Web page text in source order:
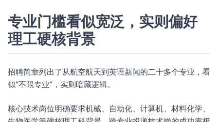
专业门槛看似宽泛，实则偏好
理工硬核背景
招聘简章列出了从航空航天到英语新闻的二十多个专业，看
似“不限专业”，实则暗藏逻辑。
核心技术岗位明确要求机械、自动化、计算机、材料化学、